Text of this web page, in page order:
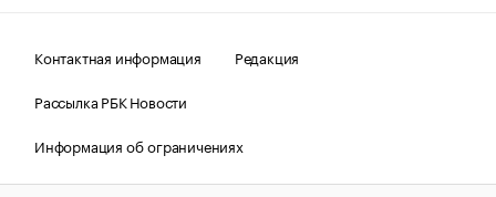
Контактная информация
Редакция
Рассылка РБК Новости
Информация об ограничениях
Правовая информация
О соблюдении авторских прав